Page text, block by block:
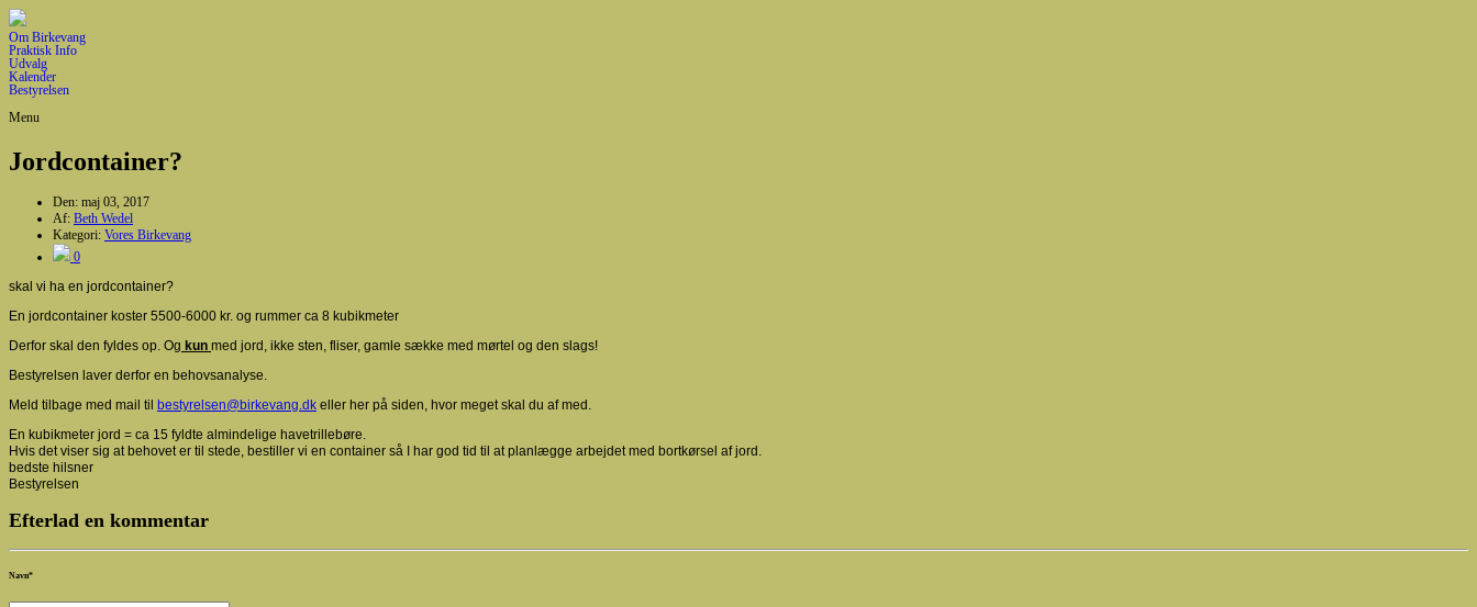
Om Birkevang
Praktisk Info
Udvalg
Kalender
Bestyrelsen
Menu
Jordcontainer?
Den: maj 03, 2017
Af: Beth Wedel
Kategori: Vores Birkevang
0
skal vi ha en jordcontainer?
En jordcontainer koster 5500-6000 kr. og rummer ca 8 kubikmeter
Derfor skal den fyldes op. Og kun med jord, ikke sten, fliser, gamle sække med mørtel og den slags!
Bestyrelsen laver derfor en behovsanalyse.
Meld tilbage med mail til bestyrelsen@birkevang.dk eller her på siden, hvor meget skal du af med.
En kubikmeter jord = ca 15 fyldte almindelige havetrillebøre.
Hvis det viser sig at behovet er til stede, bestiller vi en container så I har god tid til at planlægge arbejdet med bortkørsel af jord.
bedste hilsner
Bestyrelsen
Efterlad en kommentar
Navn*